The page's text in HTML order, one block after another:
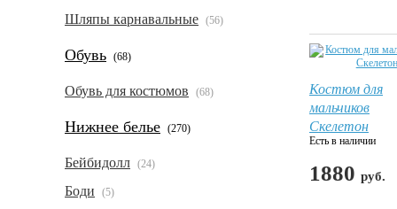
Шляпы карнавальные (56)
Обувь (68)
Обувь для костюмов (68)
Нижнее белье (270)
Бейбидолл (24)
Боди (5)
Костюм для
мальчиков
Скелетон
Есть в наличии
1880 руб.